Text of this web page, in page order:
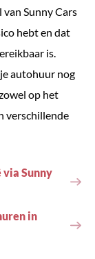
Sunny Cars
hebt en dat
is.
autohuur nog
op het
verschillende
via Sunny
in